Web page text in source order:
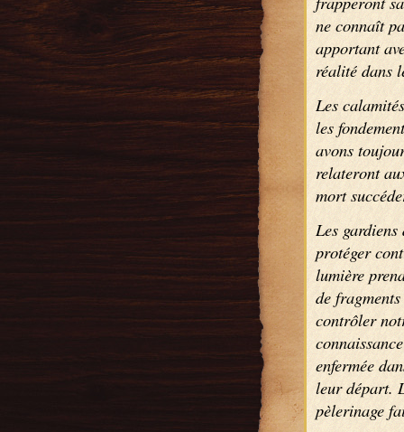
ne connaît
apportant
réalité dans
Les
les
avons
relateront
mort
Les
protéger
lumière
de
contrôler
enfermée
leur départ.
pèlerinage